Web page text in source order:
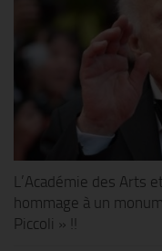
L’Académie des Arts
hommage à un
Piccoli » !!